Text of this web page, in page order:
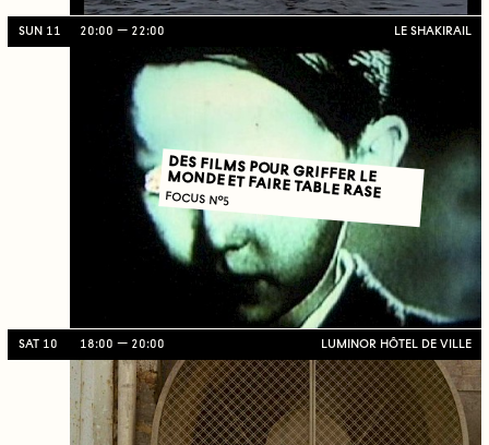
SUN 11 20:00 22:00 LE SHAKIRAIL
DES FILMS POUR GRIFFER LE MONDE ET FAIRE TABLE RASE
FOCUS N°5
SAT 10 18:00 20:00 LUMINOR HÔTEL DE VILLE